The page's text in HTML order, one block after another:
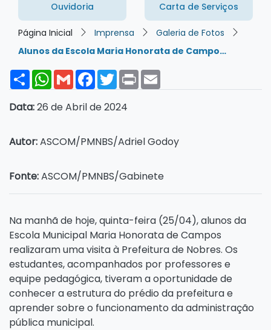
Ouvidoria Carta de Serviços
Página Inicial Imprensa
Galeria de Fotos
Alunos da Escola Maria Honorata de Campo…
ShareWhatsApp
GmailFacebook
Twitter
Print
Data:26 de Abril de 2024
Autor:ASCOM/PMNBS/Adriel Godoy
Fonte:ASCOM/PMNBS/Gabinete
Na manhã de hoje, quinta-feira (25/04), alunos da
Escola Municipal Maria Honorata de Campos
realizaram uma visita à Prefeitura de Nobres. Os
estudantes, acompanhados por professores e
equipe pedagógica, tiveram a oportunidade de
conhecer a estrutura do prédio da prefeitura e
aprender sobre o funcionamento da administração
pública municipal.